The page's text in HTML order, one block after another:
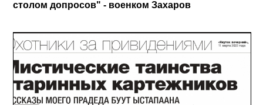
столом допросов" - военком Захаров